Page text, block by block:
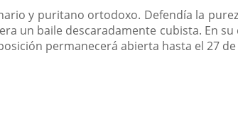
y puritano ortodoxo. Defendía la
un baile descaradamente cubista. En
permanecerá abierta hasta el 27